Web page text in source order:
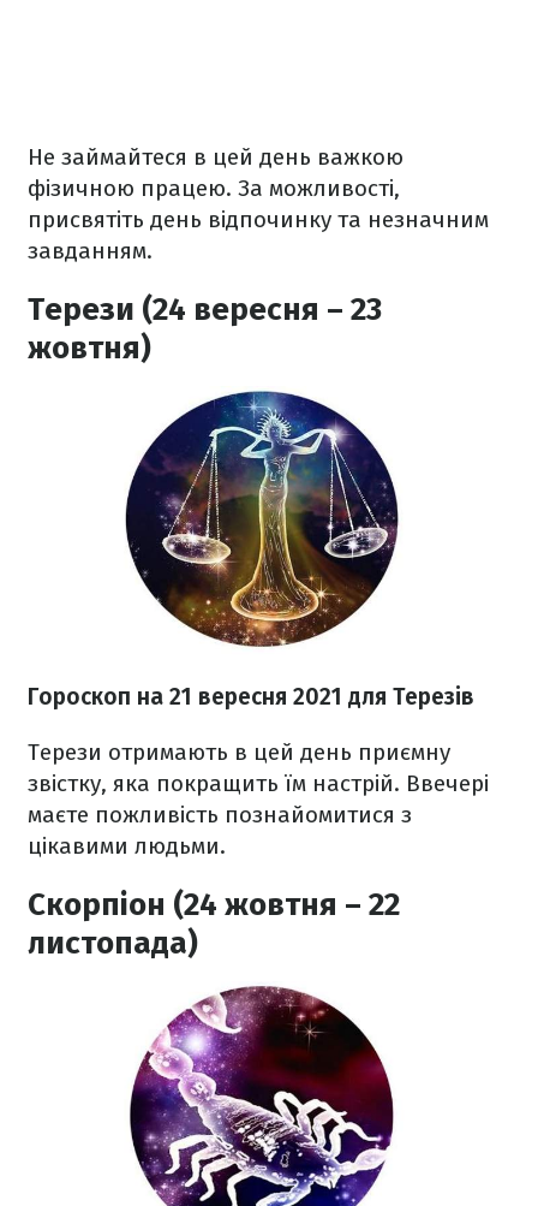
Не займайтеся в цей день важкою
фізичною працею. За можливості,
присвятіть день відпочинку та незначним
завданням.
Терези (24 вересня – 23
жовтня)
Гороскоп на 21 вересня 2021 для Терезів
Терези отримають в цей день приємну
звістку, яка покращить їм настрій. Ввечері
маєте пожливість познайомитися з
цікавими людьми.
Скорпіон (24 жовтня – 22
листопада)